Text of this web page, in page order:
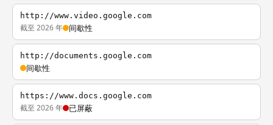
http://www.video.google.com
截至 2026 年 间歇性
http://documents.google.com
间歇性
https://www.docs.google.com
截至 2026 年 已屏蔽